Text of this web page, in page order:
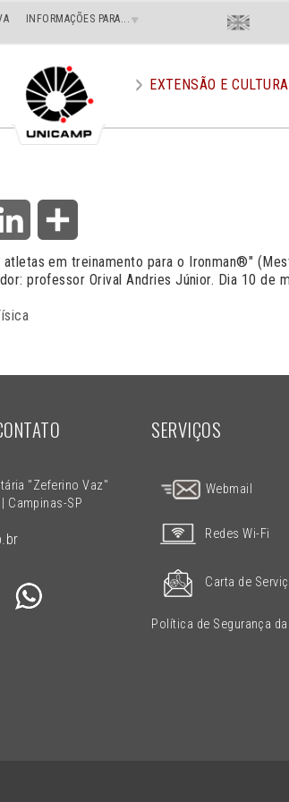
INFORMAÇÕES PARA... Menu
Superior
Direito
En
EXTENSÃO E CULTURA
LinkedIn
em treinamento para o Ironman®"
professor Orival Andries Júnior. Dia 10 de
"Zeferino Vaz"
Campinas-SP
SERVIÇOS
Webmail
Redes Wi-Fi
Carta de
Política de Segurança